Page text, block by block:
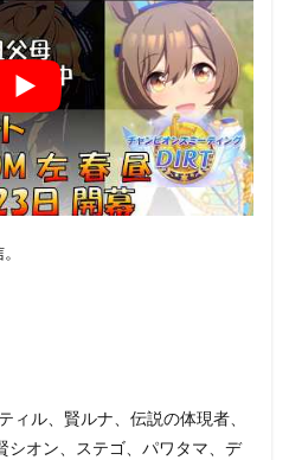
ィル、賢ルナ、伝説の体現者、
シオン、ステゴ、パワタマ、デ